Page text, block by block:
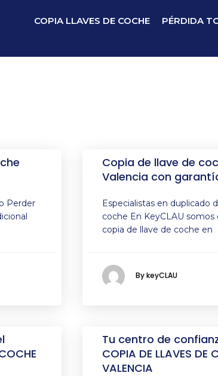
COPIA LLAVES DE COCHE PÉRDIDA
Perder
Copia de llave de
Valencia con
Especialistas en duplicado
coche En KeyCLAU somos
copia de llave de coche en
By keyCLAU
Tu centro de
COPIA DE LLAVES DE
VALENCIA